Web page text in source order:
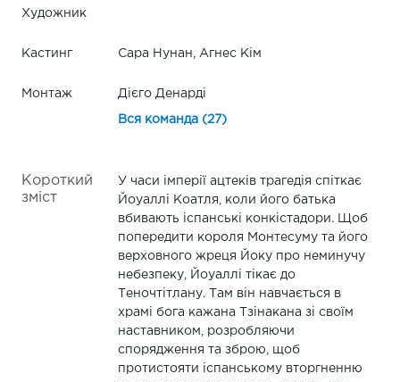
Художник
Кастинг Сара Нунан, Агнес Кім
Монтаж Дієго Денарді
Вся команда (27)
Короткий
зміст
У часи імперії ацтеків трагедія спіткає
Йоуаллі Коатля, коли його батька
вбивають іспанські конкістадори. Щоб
попередити короля Монтесуму та його
верховного жреця Йоку про неминучу
небезпеку, Йоуаллі тікає до
Теночтітлану. Там він навчається в
храмі бога кажана Тзінакана зі своїм
наставником, розробляючи
спорядження та зброю, щоб
протистояти іспанському вторгненню